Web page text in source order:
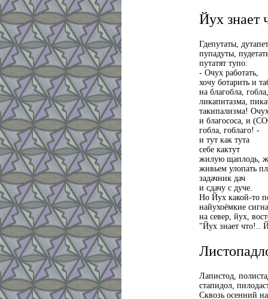
Йух знает
Гдепутаты,
пупадуты,
путатят тупо:
- Очух работать,
хочу ботарить и
на благобла,
ликапитазма,
такипализма!
и благососа, и
гобла, гоблаго! -
и тут как тута
себе кактут
жилую щаплодь,
живьем улопать
задачник дач
и сдачу с дуче.
Но Йух какой-то
найухоёмкие
на север, йух,
"Йух знает что!..
Лапистод,
стапидол,
Сквозь осенний